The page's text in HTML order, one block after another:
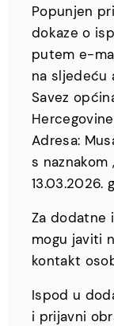
Popunjen
dokaze o
putem e-
na sljedeću
Savez
Hercegovine
Adresa:
s naznakom
13.03.2026.
Za dodatne
mogu javiti
kontakt
Ispod u
i prijavni